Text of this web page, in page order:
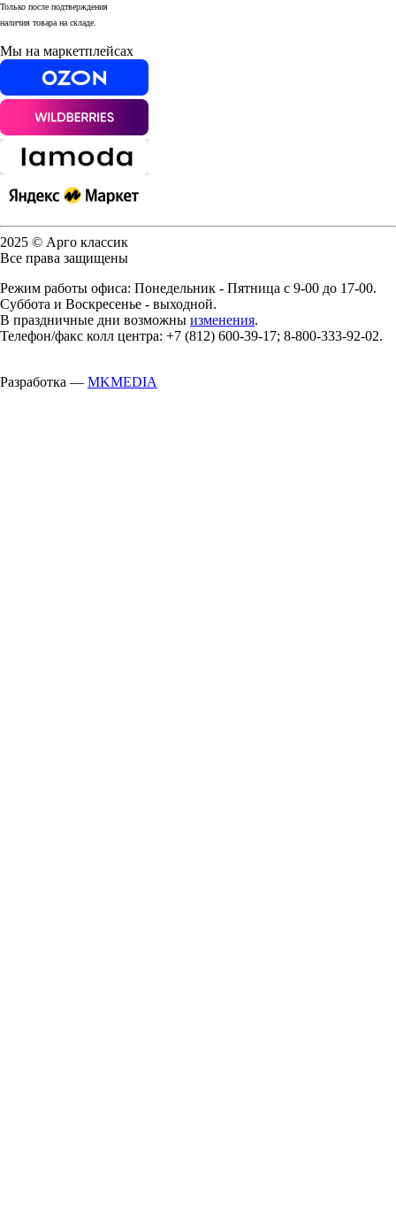
Только после подтверждения
наличия товара на складе.
Мы на маркетплейсах
2025 © Арго классик
Все права защищены
Режим работы офиса: Понедельник - Пятница с 9-00 до 17-00.
Суббота и Воскресенье - выходной.
В праздничные дни возможны изменения.
Телефон/факс колл центра: +7 (812) 600-39-17; 8-800-333-92-02.
Разработка — MKMEDIA